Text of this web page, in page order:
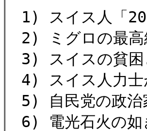
1) スイス人「
2) ミグロの最高
3) スイスの貧困
4) スイス人力士
5) 自民党の政治
6) 電光石火の如